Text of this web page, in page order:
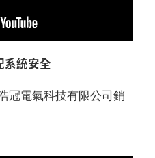
系統安全
冠電氣科技有限公司銷